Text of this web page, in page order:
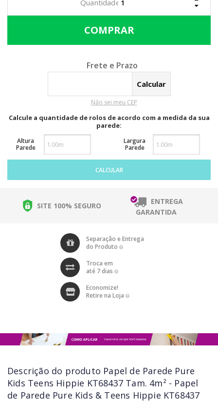
Calcular o Frete
Não sei meu CEP
Calcule a quantidade de rolos de acordo com a medida da sua
parede:
Altura
Parede
Largura
Parede
CALCULAR
SITE 100% SEGURO
ENTREGA
GARANTIDA
Separação e Entrega
do Produto
Troca em
até 7 dias
Economize!
Retire na Loja
Descrição do produto Papel de Parede Pure
Kids Teens Hippie KT68437 Tam. 4m² - Papel
de Parede Pure Kids & Teens Hippie KT68437